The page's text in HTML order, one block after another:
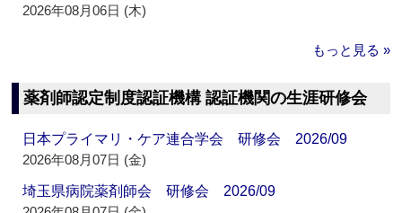
2026年08月06日 (木)
もっと見る »
薬剤師認定制度認証機構 認証機関の生涯研修会
日本プライマリ・ケア連合学会 研修会 2026/09
2026年08月07日 (金)
埼玉県病院薬剤師会 研修会 2026/09